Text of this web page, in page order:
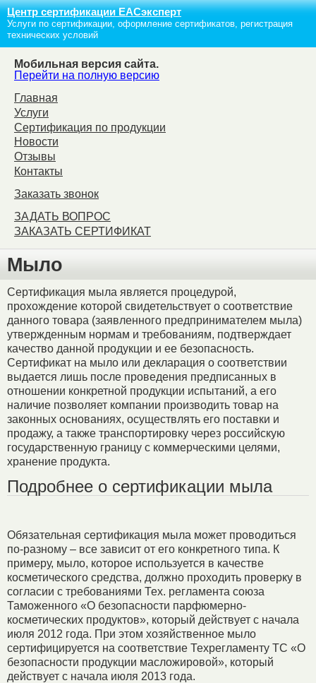
Центр сертификации ЕАСэксперт
Услуги по сертификации, оформление сертификатов, регистрация
технических условий
Мобильная версия сайта.
Перейти на полную версию
Главная
Услуги
Сертификация по продукции
Новости
Отзывы
Контакты
Заказать звонок
ЗАДАТЬ ВОПРОС
ЗАКАЗАТЬ СЕРТИФИКАТ
Мыло
Сертификация мыла является процедурой,
прохождение которой свидетельствует о соответствие
данного товара (заявленного предпринимателем мыла)
утвержденным нормам и требованиям, подтверждает
качество данной продукции и ее безопасность.
Сертификат на мыло или декларация o соответствии
выдается лишь после проведения предписанных в
отношении конкретной продукции испытаний, а его
наличие позволяет компании производить товар на
законных основаниях, осуществлять его поставки и
продажу, а также транспортировку через российскую
государственную границу с коммерческими целями,
хранение продукта.
Подробнее о сертификации мыла
Обязательная сертификация мыла может проводиться
по-разному – все зависит от его конкретного типа. К
примеру, мыло, которое используется в качестве
косметического средства, должно проходить проверку в
согласии c требованиями Тех. регламента союза
Таможенного «O безопасности парфюмерно-
косметических продуктов», который действует с начала
июля 2012 года. При этом хозяйственное мыло
сертифицируется на соответствие Техрегламенту TC «О
безопасности продукции масложировой», который
действует с начала июля 2013 года.